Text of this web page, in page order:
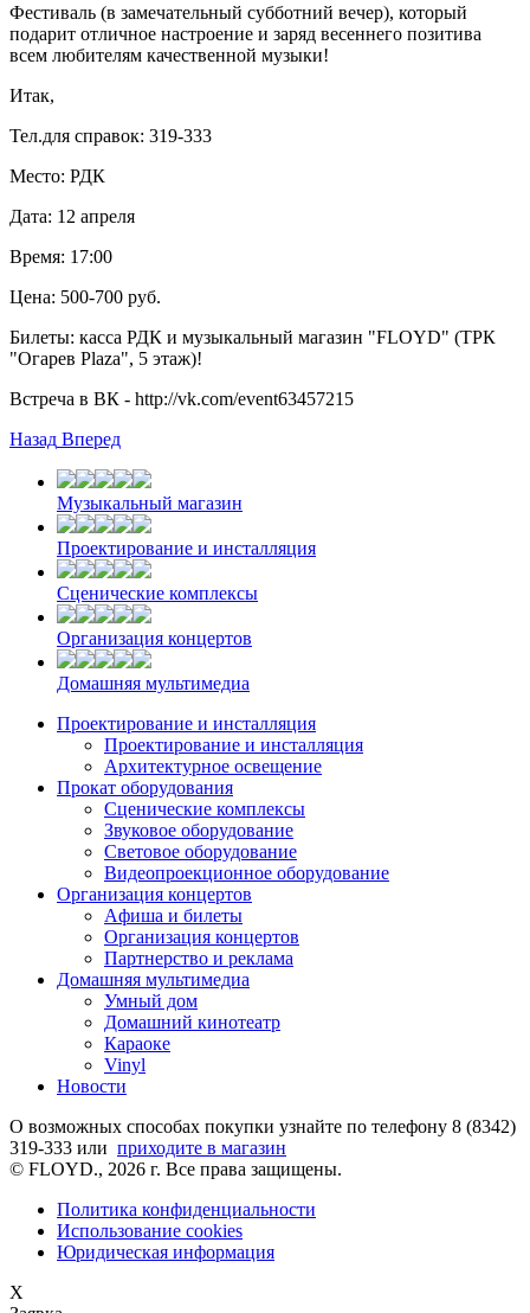
Фестиваль (в замечательный субботний вечер), который
подарит отличное настроение и заряд весеннего позитива
всем любителям качественной музыки!
Итак,
Тел.для справок: 319-333
Место: РДК
Дата: 12 апреля
Время: 17:00
Цена: 500-700 руб.
Билеты: касса РДК и музыкальный магазин "FLOYD" (ТРК
"Огарев Plaza", 5 этаж)!
Встреча в ВК - http://vk.com/event63457215
Назад Вперед
Музыкальный магазин
Проектирование и инсталляция
Cценические комплексы
Организация концертов
Домашняя мультимедиа
Проектирование и инсталляция
Проектирование и инсталляция
Архитектурное освещение
Прокат оборудования
Сценические комплексы
Звуковое оборудование
Световое оборудование
Видеопроекционное оборудование
Организация концертов
Aфиша и билеты
Организация концертов
Партнерство и реклама
Домашняя мультимедиа
Умный дом
Домашний кинотеатр
Караоке
Vinyl
Новости
О возможных способах покупки узнайте по телефону 8 (8342)
319-333 или приходите в магазин
© FLOYD., 2026 г. Все права защищены.
Политика конфиденциальности
Использование cookies
Юридическая информация
X